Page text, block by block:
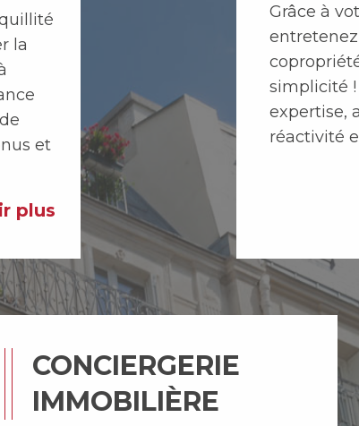
la
et
plus
simplicité
expertise,
réactivité
CONCIERGERIE
IMMOBILIÈRE